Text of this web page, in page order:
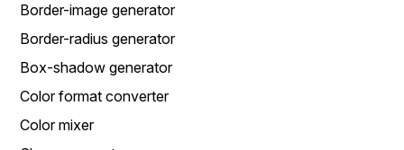
Border-image generator
Border-radius generator
Box-shadow generator
Color format converter
Color mixer